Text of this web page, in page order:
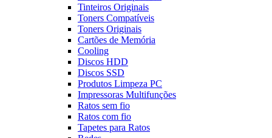
Tinteiros Originais
Toners Compatíveis
Toners Originais
Cartões de Memória
Cooling
Discos HDD
Discos SSD
Produtos Limpeza PC
Impressoras Multifunções
Ratos sem fio
Ratos com fio
Tapetes para Ratos